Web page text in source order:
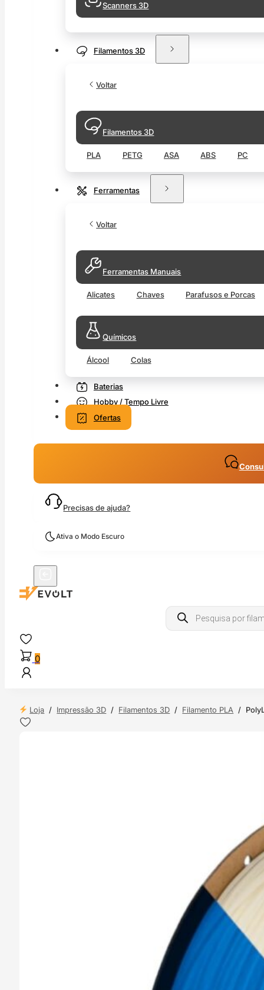
Scanners 3D
Filamentos 3D
Voltar
Filamentos 3D
PLA PETG ASA ABS PC
Ferramentas
Voltar
Ferramentas Manuais
Alicates Chaves Parafusos e Porcas
Químicos
Álcool Colas
Baterias
Hobby / Tempo Livre
Ofertas
Precisas de ajuda?
Ativa o Modo Escuro
Products
search
0
Loja / Impressão 3D / Filamentos 3D / Filamento PLA /